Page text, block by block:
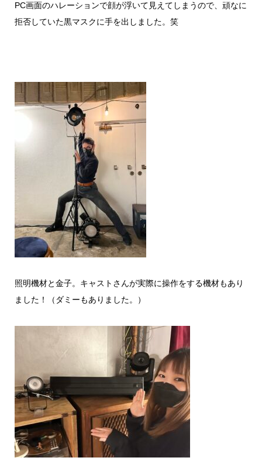
PC画面のハレーションで顔が浮いて見えてしまうので、頑なに
拒否していた黒マスクに手を出しました。笑
照明機材と金子。キャストさんが実際に操作をする機材もあり
ました！（ダミーもありました。）